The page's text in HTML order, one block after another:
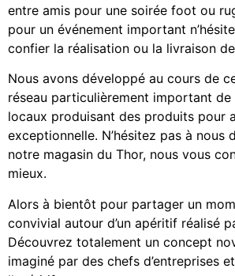
entre amis pour une soirée foot ou
pour un événement important
confier la réalisation ou la livraison
Nous avons développé au cours de
réseau particulièrement important de
locaux produisant des produits pour
exceptionnelle. N’hésitez pas à nous
notre magasin du Thor, nous vous
mieux.
Alors à bientôt pour partager un
convivial autour d’un apéritif réalisé
Découvrez totalement un concept
imaginé par des chefs d’entreprises